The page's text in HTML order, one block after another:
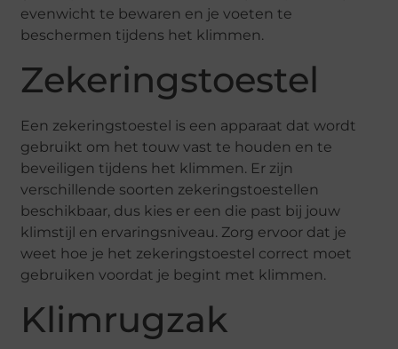
evenwicht te bewaren en je voeten te
beschermen tijdens het klimmen.
Zekeringstoestel
Een zekeringstoestel is een apparaat dat wordt
gebruikt om het touw vast te houden en te
beveiligen tijdens het klimmen. Er zijn
verschillende soorten zekeringstoestellen
beschikbaar, dus kies er een die past bij jouw
klimstijl en ervaringsniveau. Zorg ervoor dat je
weet hoe je het zekeringstoestel correct moet
gebruiken voordat je begint met klimmen.
Klimrugzak